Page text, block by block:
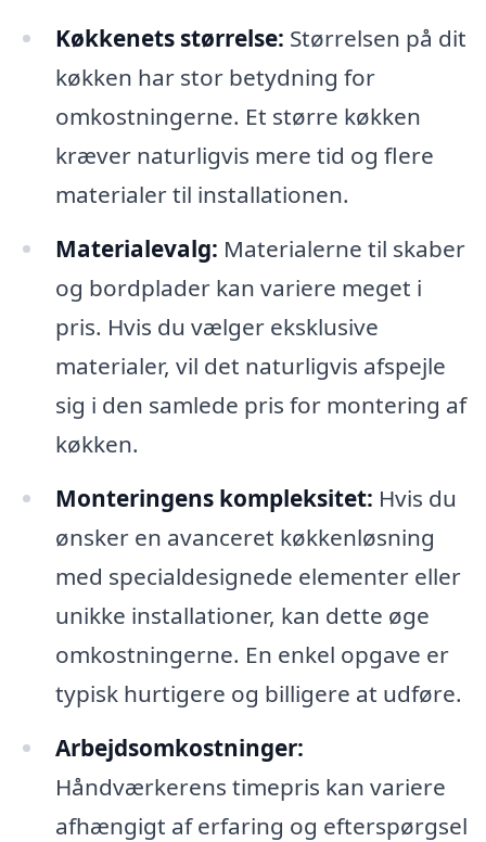
Køkkenets størrelse: Størrelsen på dit
køkken har stor betydning for
omkostningerne. Et større køkken
kræver naturligvis mere tid og flere
materialer til installationen.
Materialevalg: Materialerne til skaber
og bordplader kan variere meget i
pris. Hvis du vælger eksklusive
materialer, vil det naturligvis afspejle
sig i den samlede pris for montering af
køkken.
Monteringens kompleksitet: Hvis du
ønsker en avanceret køkkenløsning
med specialdesignede elementer eller
unikke installationer, kan dette øge
omkostningerne. En enkel opgave er
typisk hurtigere og billigere at udføre.
Arbejdsomkostninger:
Håndværkerens timepris kan variere
afhængigt af erfaring og efterspørgsel